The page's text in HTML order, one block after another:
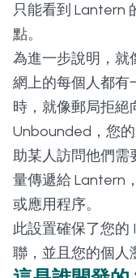
只能看到 Lantern
點。
為進一步說明，就
網上的每個人都有
時，就像郵局拒絕
Unbounded，您
助某人訪問他們需
量傳遞給 Lantern
或應用程序。
此設置確保了您的
聯，並且您的個人